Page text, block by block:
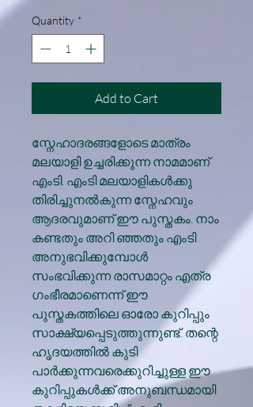
Quantity *
Add to Cart
സ്നേഹാദരങ്ങളോടെ മാത്രം
മലയാളി ഉച്ചരിക്കുന്ന നാമമാണ്
എംടി. എംടി മലയാളികൾക്കു
തിരിച്ചുനൽകുന്ന സ്നേഹവും
ആദരവുമാണ് ഈ പുസ്തകം. നാം
കണ്ടതും അറി ഞ്ഞതും എംടി
അനുഭവിക്കുമ്പോൾ
സംഭവിക്കുന്ന രാസമാറ്റം എത്ര
ഗംഭീരമാണെന്ന് ഈ
പുസ്തകത്തിലെ ഓരോ കുറിപ്പും
സാക്ഷ്യപ്പെടുത്തുന്നുണ്ട്. തന്റെ
ഹൃദയത്തിൽ കുടി
പാർക്കുന്നവരെക്കുറിച്ചുള്ള ഈ
കുറിപ്പുകൾക്ക് അനുബന്ധമായി